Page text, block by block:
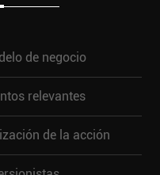
de negocio
relevantes
de la acción